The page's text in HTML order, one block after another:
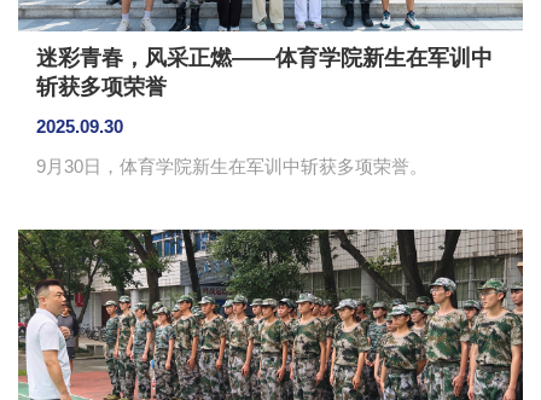
迷彩青春，风采正燃——体育学院新生在军训中
斩获多项荣誉
2025.09.30
9月30日，体育学院新生在军训中斩获多项荣誉。